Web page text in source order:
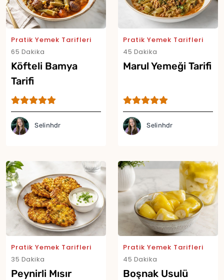
Pratik Yemek Tarifleri
65 Dakika
Köfteli Bamya
Tarifi
Selinhdr
Pratik Yemek Tarifleri
45 Dakika
Marul Yemeği Tarifi
Selinhdr
Pratik Yemek Tarifleri
35 Dakika
Peynirli Mısır
Pratik Yemek Tarifleri
45 Dakika
Boşnak Usulü